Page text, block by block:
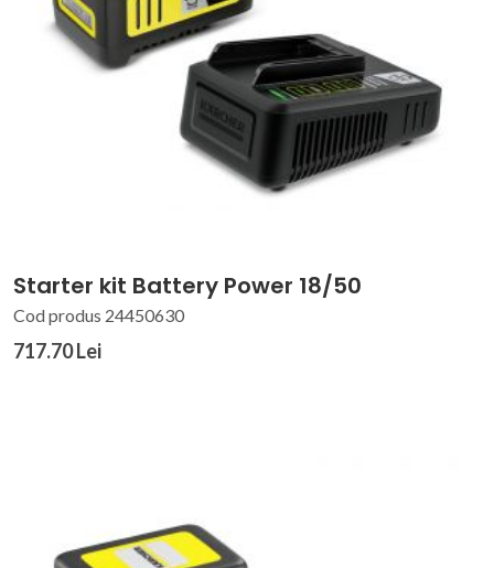
Starter kit Battery Power 18/50
Cod produs 24450630
717.70 Lei